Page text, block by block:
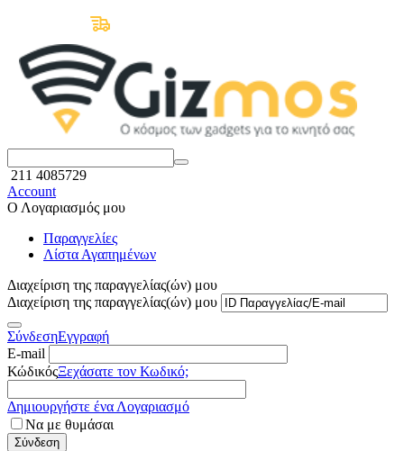
211 4085729
Account
Ο Λογαριασμός μου
Παραγγελίες
Λίστα Αγαπημένων
Διαχείριση της παραγγελίας(ών) μου
Διαχείριση της παραγγελίας(ών) μου
ΣύνδεσηΕγγραφή
E-mail
ΚώδικόςΞεχάσατε τον Κωδικό;
Δημιουργήστε ένα Λογαριασμό
Να με θυμάσαι
Σύνδεση